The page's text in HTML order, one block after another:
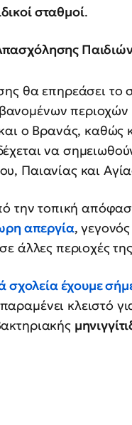
σταθμοί.
θα επηρεάσει το
ο Βρανάς, καθώς
να
Παιανίας και
την τοπική
απεργία,
άλλες περιοχές
σχολεία έχουμε
κλειστό